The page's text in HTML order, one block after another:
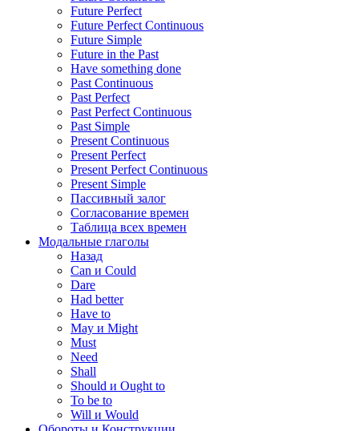
Future Perfect
Future Perfect Continuous
Future Simple
Future in the Past
Have something done
Past Continuous
Past Perfect
Past Perfect Continuous
Past Simple
Present Continuous
Present Perfect
Present Perfect Continuous
Present Simple
Пассивный залог
Согласование времен
Таблица всех времен
Модальные глаголы
Назад
Can и Could
Dare
Had better
Have to
May и Might
Must
Need
Shall
Should и Ought to
To be to
Will и Would